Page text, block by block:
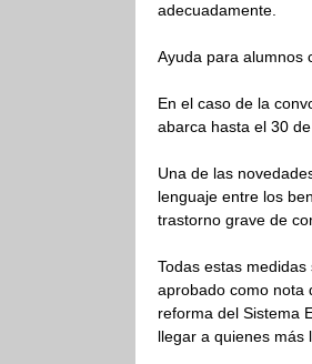
adecuadamente.
Ayuda para alumnos
En el caso de la
abarca hasta el 30
Una de las
lenguaje entre los
trastorno grave de
Todas estas
aprobado como nota
reforma del Sistema
llegar a quienes más